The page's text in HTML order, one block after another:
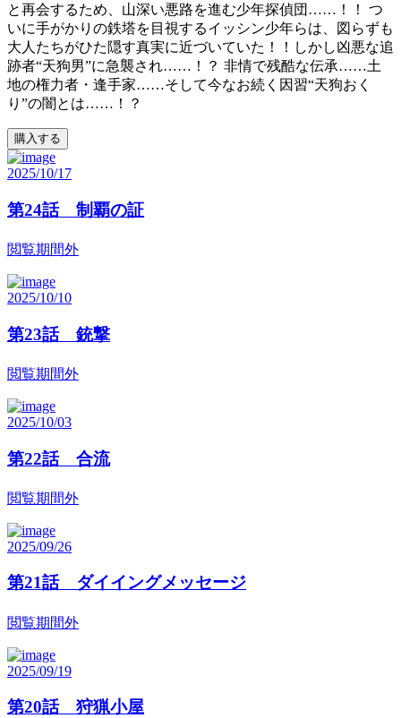
と再会するため、山深い悪路を進む少年探偵団……！！ つ
いに手がかりの鉄塔を目視するイッシン少年らは、図らずも
大人たちがひた隠す真実に近づいていた！！しかし凶悪な追
跡者“天狗男”に急襲され……！？ 非情で残酷な伝承……土
地の権力者・逢手家……そして今なお続く因習“天狗おく
り”の闇とは……！？
購入する
2025/10/17
第24話 制覇の証
閲覧期間外
2025/10/10
第23話 銃撃
閲覧期間外
2025/10/03
第22話 合流
閲覧期間外
2025/09/26
第21話 ダイイングメッセージ
閲覧期間外
2025/09/19
第20話 狩猟小屋